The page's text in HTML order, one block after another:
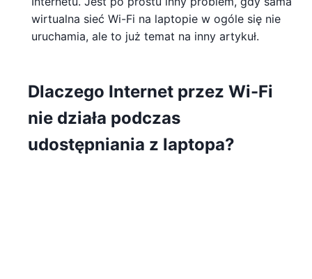
wirtualna sieć Wi-Fi na laptopie w ogóle się nie
uruchamia, ale to już temat na inny artykuł.
Dlaczego Internet przez Wi-Fi
nie działa podczas
udostępniania z laptopa?